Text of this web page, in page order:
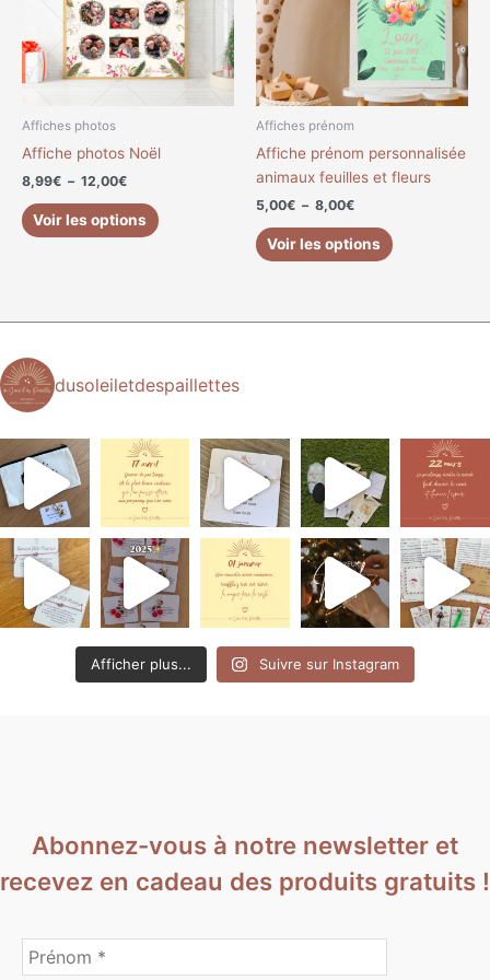
Affiches photos
Affiche photos Noël
8,99€ – 12,00€
Voir les options
Les
options
peuvent
sur
du
Affiches prénom
Affiche prénom personnalisée
animaux feuilles et fleurs
5,00€ – 8,00€
Voir les options
Les
options
peuvent
être
la
produit
dusoleiletdespaillettes
Afficher plus... Suivre sur Instagram
Abonnez-vous à notre newsletter et
recevez en cadeau des produits gratuits !